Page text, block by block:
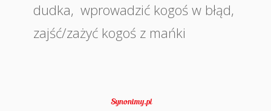
dudka, wprowadzić kogoś w błąd,
zajść/zażyć kogoś z mańki